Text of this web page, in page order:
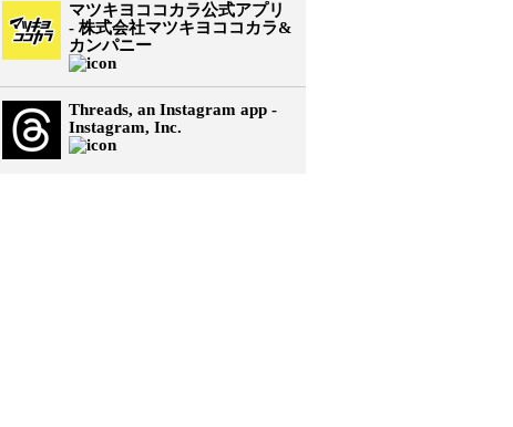
マツキヨココカラ公式アプリ
- 株式会社マツキヨココカラ&
カンパニー
Threads, an Instagram app -
Instagram, Inc.